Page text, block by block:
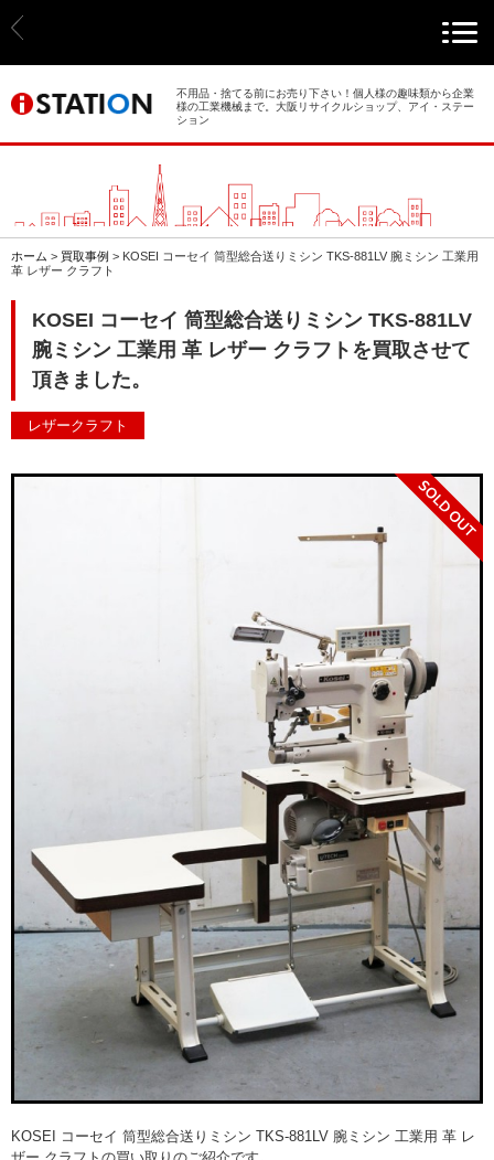
不用品・捨てる前にお売り下さい！個人様の趣味類から企業
様の工業機械まで。大阪リサイクルショップ、アイ・ステー
ション
ホーム > 買取事例 > KOSEI コーセイ 筒型総合送りミシン TKS-881LV 腕ミシン 工業用
革 レザー クラフト
KOSEI コーセイ 筒型総合送りミシン TKS-881LV
腕ミシン 工業用 革 レザー クラフトを買取させて
頂きました。
レザークラフト
KOSEI コーセイ 筒型総合送りミシン TKS-881LV 腕ミシン 工業用 革 レ
> 店頭買取
> 出張買取
> 選ばれる理由
> 債務・任意整理担当の弁護士さまへ
> おもちゃ・ホビー・楽器等・マニア
品・コレクターズアイテム
> 厨房機器・店舗用品買取
> 骨董品・古美術品の査定
> 新着情報
> お問い合わせ
> プライバシーポリシー